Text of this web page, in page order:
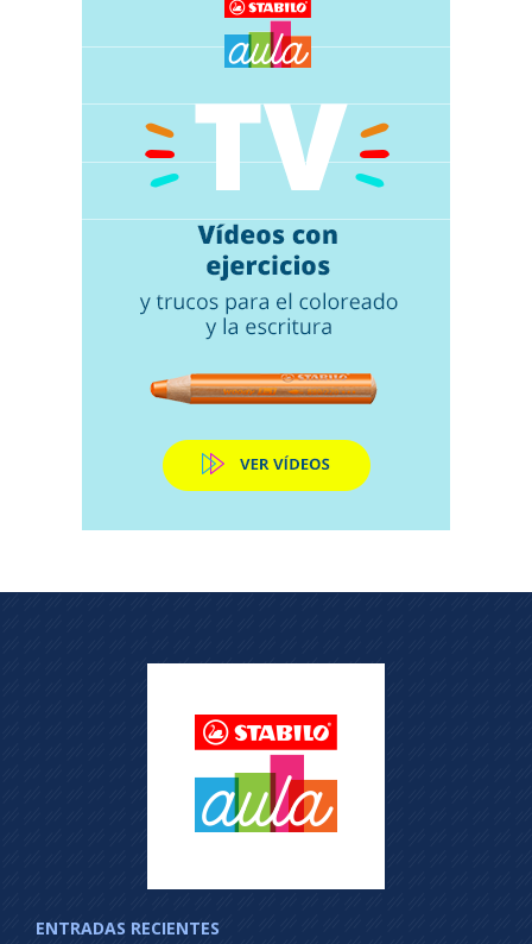
ENTRADAS RECIENTES